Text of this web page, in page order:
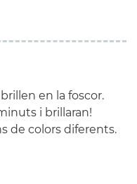
en la foscor.
i brillaran!
de colors diferents.